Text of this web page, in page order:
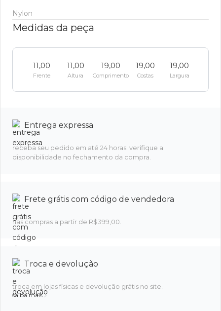
Nylon
Medidas da peça
11,00
Frente
11,00
Altura
19,00
Comprimento
19,00
Costas
19,00
Largura
Entrega expressa
receba seu pedido em até 24 horas. verifique a
disponibilidade no fechamento da compra.
Frete grátis com código de vendedora
nas compras a partir de R$399,00.
Troca e devolução
troca em lojas físicas e devolução grátis no site.
saiba mais